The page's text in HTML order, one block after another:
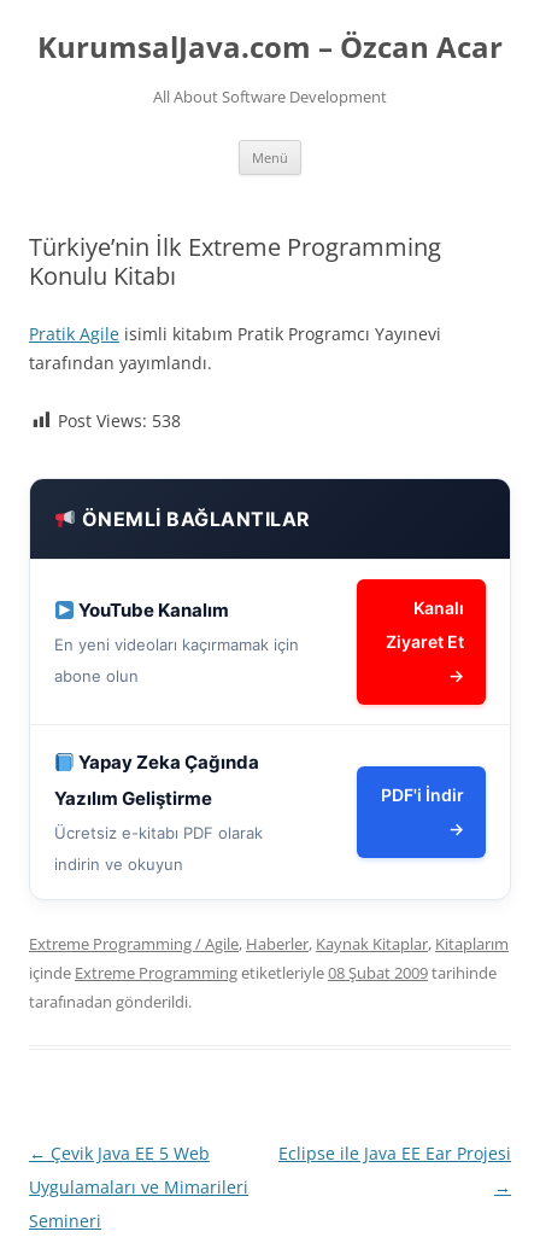
KurumsalJava.com – Özcan Acar
All About Software Development
Menü
Türkiye’nin İlk Extreme Programming
Konulu Kitabı
Pratik Agile isimli kitabım Pratik Programcı Yayınevi
tarafından yayımlandı.
Post Views: 538
ÖNEMLI BAĞLANTILAR
YouTube Kanalım
En yeni videoları kaçırmamak için
abone olun
Kanalı
Ziyaret Et
→
Yapay Zeka Çağında
Yazılım Geliştirme
Ücretsiz e-kitabı PDF olarak
indirin ve okuyun
PDF'i İndir
→
Extreme Programming / Agile, Haberler, Kaynak Kitaplar, Kitaplarım
içinde Extreme Programmingetiketleriyle08 Şubat 2009tarihinde
tarafınadan gönderildi.
Yazı
dolaşımı
← Çevik Java EE 5 Web
Uygulamaları ve Mimarileri
Semineri
Eclipse ile Java EE Ear Projesi
→